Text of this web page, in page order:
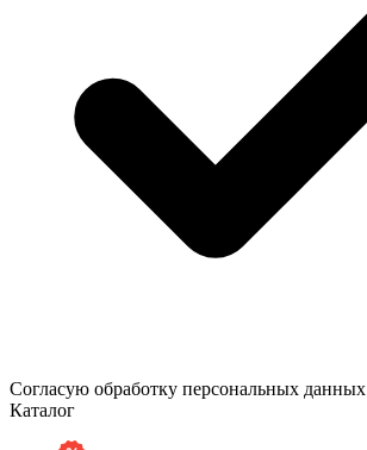
Согласую обработку персональных данных
Каталог